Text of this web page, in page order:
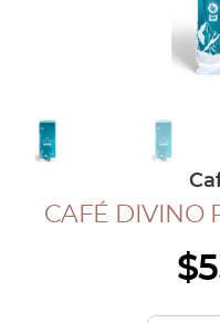
COLECCIÓN CAFETERA
INGRESAR
Inicia Sesión
CAFÉ DIVINO
$